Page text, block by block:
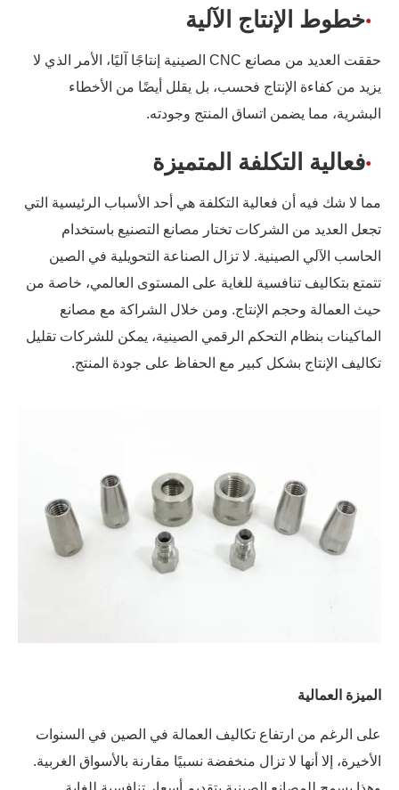
خطوط الإنتاج الآلية
حققت العديد من مصانع CNC الصينية إنتاجًا آليًا، الأمر الذي لا
يزيد من كفاءة الإنتاج فحسب، بل يقلل أيضًا من الأخطاء
البشرية، مما يضمن اتساق المنتج وجودته.
فعالية التكلفة المتميزة
مما لا شك فيه أن فعالية التكلفة هي أحد الأسباب الرئيسية التي
تجعل العديد من الشركات تختار مصانع التصنيع باستخدام
الحاسب الآلي الصينية. لا تزال الصناعة التحويلية في الصين
تتمتع بتكاليف تنافسية للغاية على المستوى العالمي، خاصة من
حيث العمالة وحجم الإنتاج. ومن خلال الشراكة مع مصانع
الماكينات بنظام التحكم الرقمي الصينية، يمكن للشركات تقليل
تكاليف الإنتاج بشكل كبير مع الحفاظ على جودة المنتج.
الميزة العمالية
على الرغم من ارتفاع تكاليف العمالة في الصين في السنوات
الأخيرة، إلا أنها لا تزال منخفضة نسبيًا مقارنة بالأسواق الغربية.